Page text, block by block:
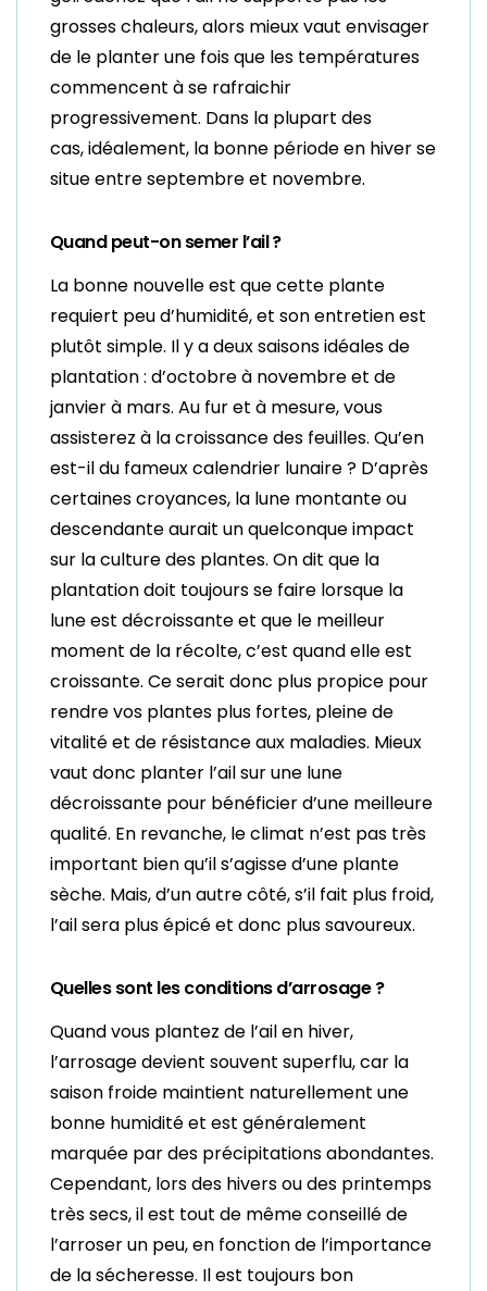
grosses chaleurs, alors mieux vaut envisager
de le planter une fois que les températures
commencent à se rafraichir
progressivement. Dans la plupart des
cas, idéalement, la bonne période en hiver se
situe entre septembre et novembre.
Quand peut-on semer l’ail ?
La bonne nouvelle est que cette plante
requiert peu d’humidité, et son entretien est
plutôt simple. Il y a deux saisons idéales de
plantation : d’octobre à novembre et de
janvier à mars. Au fur et à mesure, vous
assisterez à la croissance des feuilles. Qu’en
est-il du fameux calendrier lunaire ? D’après
certaines croyances, la lune montante ou
descendante aurait un quelconque impact
sur la culture des plantes. On dit que la
plantation doit toujours se faire lorsque la
lune est décroissante et que le meilleur
moment de la récolte, c’est quand elle est
croissante. Ce serait donc plus propice pour
rendre vos plantes plus fortes, pleine de
vitalité et de résistance aux maladies. Mieux
vaut donc planter l’ail sur une lune
décroissante pour bénéficier d’une meilleure
qualité. En revanche, le climat n’est pas très
important bien qu’il s’agisse d’une plante
sèche. Mais, d’un autre côté, s’il fait plus froid,
l’ail sera plus épicé et donc plus savoureux.
Quelles sont les conditions d’arrosage ?
Quand vous plantez de l’ail en hiver,
l’arrosage devient souvent superflu, car la
saison froide maintient naturellement une
bonne humidité et est généralement
marquée par des précipitations abondantes.
Cependant, lors des hivers ou des printemps
très secs, il est tout de même conseillé de
l’arroser un peu, en fonction de l’importance
de la sécheresse. Il est toujours bon